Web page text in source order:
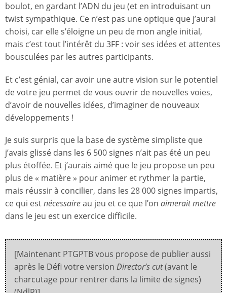
boulot, en gardant l’ADN du jeu (et en introduisant un
twist sympathique. Ce n’est pas une optique que j’aurai
choisi, car elle s’éloigne un peu de mon angle initial,
mais c’est tout l’intérêt du 3FF : voir ses idées et attentes
bousculées par les autres participants.
Et c’est génial, car avoir une autre vision sur le potentiel
de votre jeu permet de vous ouvrir de nouvelles voies,
d’avoir de nouvelles idées, d’imaginer de nouveaux
développements !
Je suis surpris que la base de système simpliste que
j’avais glissé dans les 6 500 signes n’ait pas été un peu
plus étoffée. Et j’aurais aimé que le jeu propose un peu
plus de « matière » pour animer et rythmer la partie,
mais réussir à concilier, dans les 28 000 signes impartis,
ce qui estnécessaireau jeu et ce que l’on aimerait mettre
dans le jeu est un exercice difficile.
[Maintenant PTGPTB vous propose de publier aussi
après le Défi votre version Director’s cut(avant le
charcutage pour rentrer dans la limite de signes)